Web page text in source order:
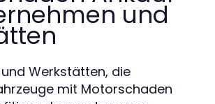
und
Werkstätten, die
mit Motorschaden